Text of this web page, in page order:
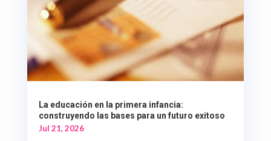
La educación en la primera infancia:
construyendo las bases para un futuro exitoso
Jul 21, 2026